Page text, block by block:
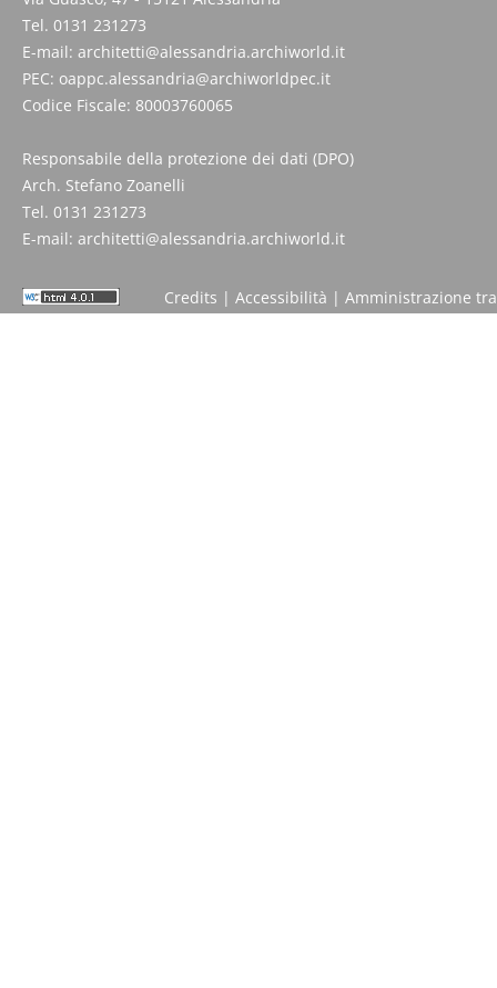
Tel. 0131 231273
E-mail: architetti@alessandria.archiworld.it
PEC: oappc.alessandria@archiworldpec.it
Codice Fiscale: 80003760065
Responsabile della protezione dei dati (DPO)
Arch. Stefano Zoanelli
Tel. 0131 231273
E-mail: architetti@alessandria.archiworld.it
Credits | Accessibilità | Amministrazione